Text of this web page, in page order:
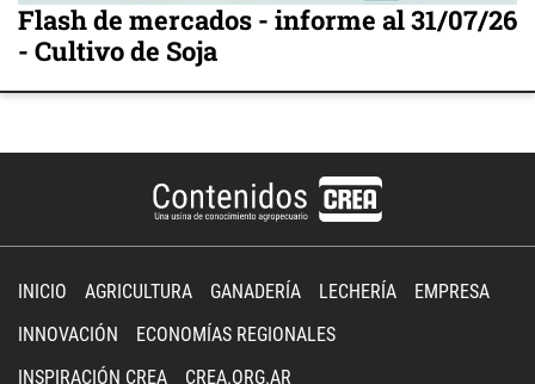
Flash de mercados - informe al 31/07/26
- Cultivo de Soja
INICIO AGRICULTURA GANADERÍA LECHERÍA
EMPRESA
INNOVACIÓN
ECONOMÍAS REGIONALES
INSPIRACIÓN CREA
CREA.ORG.AR